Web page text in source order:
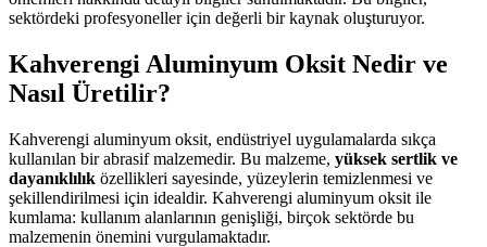
sektördeki profesyoneller için değerli bir kaynak oluşturuyor.
Kahverengi Aluminyum Oksit Nedir ve
Nasıl Üretilir?
Kahverengi aluminyum oksit, endüstriyel uygulamalarda sıkça
kullanılan bir abrasif malzemedir. Bu malzeme, yüksek sertlik ve
dayanıklılık özellikleri sayesinde, yüzeylerin temizlenmesi ve
şekillendirilmesi için idealdir. Kahverengi aluminyum oksit ile
kumlama: kullanım alanlarının genişliği, birçok sektörde bu
malzemenin önemini vurgulamaktadır.